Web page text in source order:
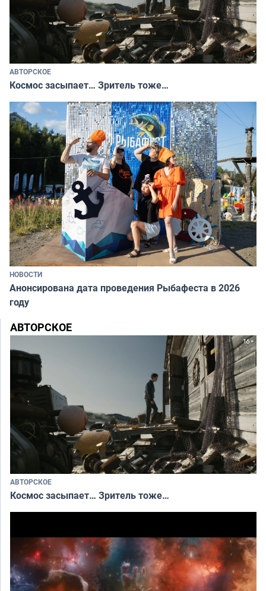
АВТОРСКОЕ
Космос засыпает… Зритель тоже…
НОВОСТИ
Анонсирована дата проведения Рыбафеста в 2026
году
АВТОРСКОЕ
АВТОРСКОЕ
Космос засыпает… Зритель тоже…